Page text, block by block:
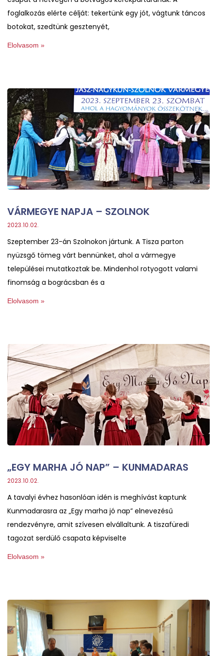
foglalkozás elérte célját: tekertünk egy jót, vágtunk táncos
botokat, szedtünk gesztenyét,
Elolvasom »
VÁRMEGYE NAPJA – SZOLNOK
2023.10.02.
Szeptember 23-án Szolnokon jártunk. A Tisza parton
nyüzsgő tömeg várt bennünket, ahol a vármegye
települései mutatkoztak be. Mindenhol rotyogott valami
finomság a bográcsban és a
Elolvasom »
„EGY MARHA JÓ NAP” – KUNMADARAS
2023.10.02.
A tavalyi évhez hasonlóan idén is meghívást kaptunk
Kunmadarasra az „Egy marha jó nap” elnevezésű
rendezvényre, amit szívesen elvállaltunk. A tiszafüredi
tagozat serdülő csapata képviselte
Elolvasom »